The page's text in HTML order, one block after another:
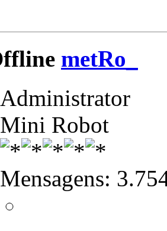
metRo_
Administrator
Mini Robot
Mensagens: